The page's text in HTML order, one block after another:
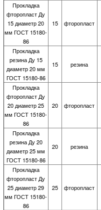
Прокладка
фторопласт Ду
15 диаметр 20
мм ГОСТ 15180-
86
15 фторопласт
Прокладка
резина Ду 15
диаметр 20 мм
ГОСТ 15180-86
15 резина
Прокладка
фторопласт Ду
20 диаметр 25
мм ГОСТ 15180-
86
20 фторопласт
Прокладка
резина Ду 20
диаметр 25 мм
ГОСТ 15180-86
20 резина
Прокладка
фторопласт Ду
25 диаметр 29
мм ГОСТ 15180-
86
25 фторопласт